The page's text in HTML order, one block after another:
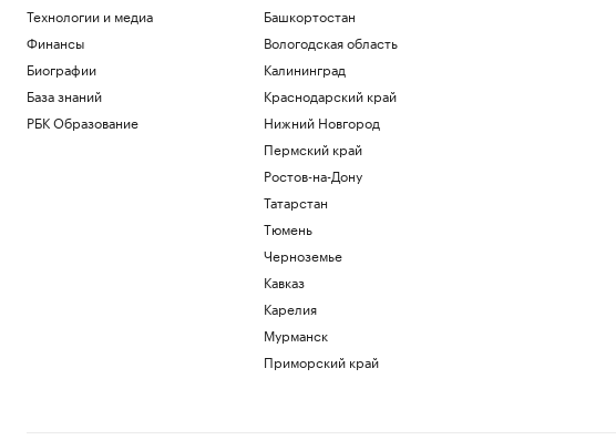
Винисиус продлил контракт с «Реалом»
на фоне слухов об уходе в «Арсенал»
Спорт
Российский прыгун в воду взял второе
золото на чемпионате Европы
Спорт
Технологии и медиа
Финансы
Биографии
База знаний
РБК Образование
Башкортостан
Вологодская область
Калининград
Краснодарский край
Нижний Новгород
Пермский край
Ростов-на-Дону
Татарстан
Тюмень
Черноземье
Кавказ
Карелия
Мурманск
Приморский край